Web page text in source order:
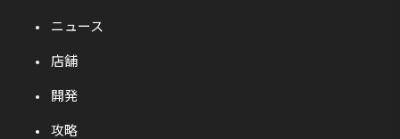
ニュース
店舗
開発
攻略